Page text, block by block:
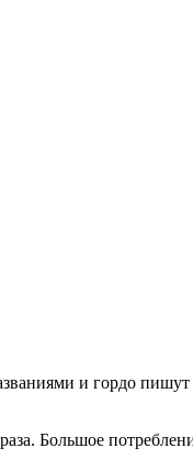
и гордо пишут
Большое